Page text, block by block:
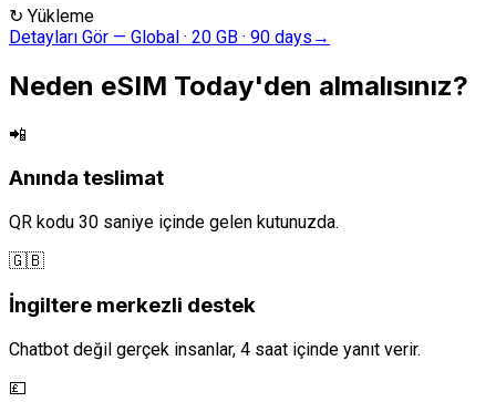
↻ Yükleme
Detayları Gör — Global · 20 GB · 90 days →
Neden eSIM Today'den almalısınız?
📲
Anında teslimat
QR kodu 30 saniye içinde gelen kutunuzda.
🇬🇧
İngiltere merkezli destek
Chatbot değil gerçek insanlar, 4 saat içinde yanıt verir.
💷